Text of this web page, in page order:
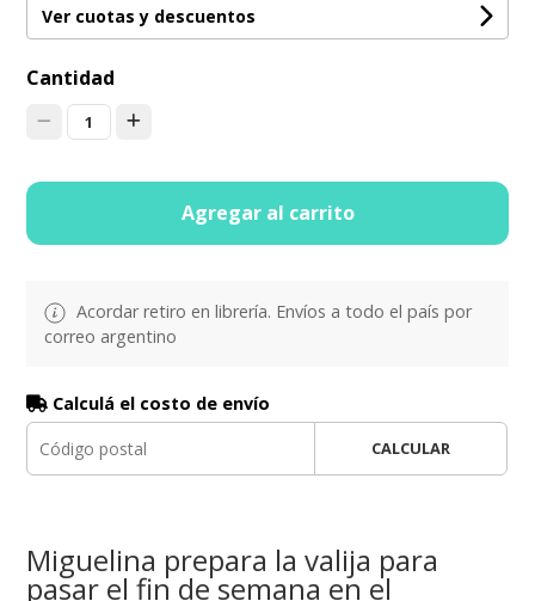
Ver cuotas y descuentos
Cantidad
1
Agregar al carrito
Acordar retiro en librería. Envíos a todo el país por
correo argentino
Calculá el costo de envío
CALCULAR
Miguelina prepara la valija para
pasar el fin de semana en el